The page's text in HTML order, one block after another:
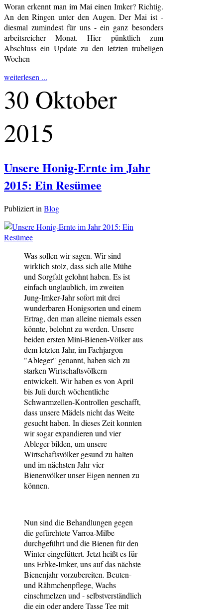
Woran erkennt man im Mai einen Imker? Richtig.
An den Ringen unter den Augen. Der Mai ist -
diesmal zumindest für uns - ein ganz besonders
arbeitsreicher Monat. Hier pünktlich zum
Abschluss ein Update zu den letzten trubeligen
Wochen
weiterlesen ...
30 Oktober
2015
Unsere Honig-Ernte im Jahr
2015: Ein Resümee
Publiziert inBlog
Was sollen wir sagen. Wir sind
wirklich stolz, dass sich alle Mühe
und Sorgfalt gelohnt haben. Es ist
einfach unglaublich, im zweiten
Jung-Imker-Jahr sofort mit drei
wunderbaren Honigsorten und einem
Ertrag, den man alleine niemals essen
könnte, belohnt zu werden. Unsere
beiden ersten Mini-Bienen-Völker aus
dem letzten Jahr, im Fachjargon
"Ableger" genannt, haben sich zu
starken Wirtschaftsvölkern
entwickelt. Wir haben es von April
bis Juli durch wöchentliche
Schwarmzellen-Kontrollen geschafft,
dass unsere Mädels nicht das Weite
gesucht haben. In dieses Zeit konnten
wir sogar expandieren und vier
Ableger bilden, um unsere
Wirtschaftsvölker gesund zu halten
und im nächsten Jahr vier
Bienenvölker unser Eigen nennen zu
können.
Nun sind die Behandlungen gegen
die gefürchtete Varroa-Milbe
durchgeführt und die Bienen für den
Winter eingefüttert. Jetzt heißt es für
uns Erbke-Imker, uns auf das nächste
Bienenjahr vorzubereiten. Beuten-
und Rähmchenpflege, Wachs
einschmelzen und - selbstverständlich
die ein oder andere Tasse Tee mit